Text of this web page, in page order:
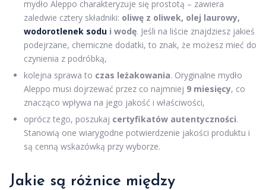
mydło Aleppo charakteryzuje się prostotą – zawiera
zaledwie cztery składniki: oliwę z oliwek, olej laurowy,
wodorotlenek sodu i wodę. Jeśli na liście znajdziesz jakieś
podejrzane, chemiczne dodatki, to znak, że możesz mieć do
czynienia z podróbką,
kolejna sprawa to czas leżakowania. Oryginalne mydło
Aleppo musi dojrzewać przez co najmniej 9 miesięcy, co
znacząco wpływa na jego jakość i właściwości,
oprócz tego, poszukaj certyfikatów autentyczności.
Stanowią one wiarygodne potwierdzenie jakości produktu i
są cenną wskazówką przy wyborze.
Jakie są różnice między